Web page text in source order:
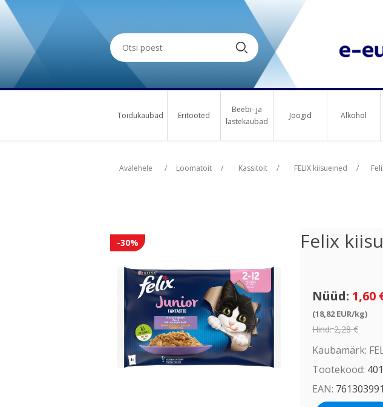
Toidukaubad Eritooted
Beebi- ja
lastekaubad
Joogid Alkohol
Avalehele / Loomatoit / Kassitoit / FELIX kiisueined /
-30% Felix
Nüüd: 1,60
(18,82 EUR/kg)
Hind: 2,28 €
Kaubamärk:
Tootekood:
EAN: